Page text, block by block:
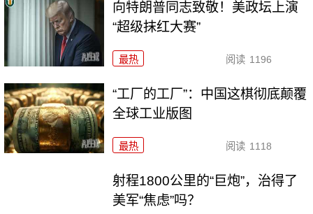
向特朗普同志致敬！美政坛上演
“超级抹红大赛”
最热 阅读 1196
“工厂的工厂”：中国这棋彻底颠覆
全球工业版图
最热 阅读 1118
射程1800公里的“巨炮”，治得了
美军“焦虑”吗？